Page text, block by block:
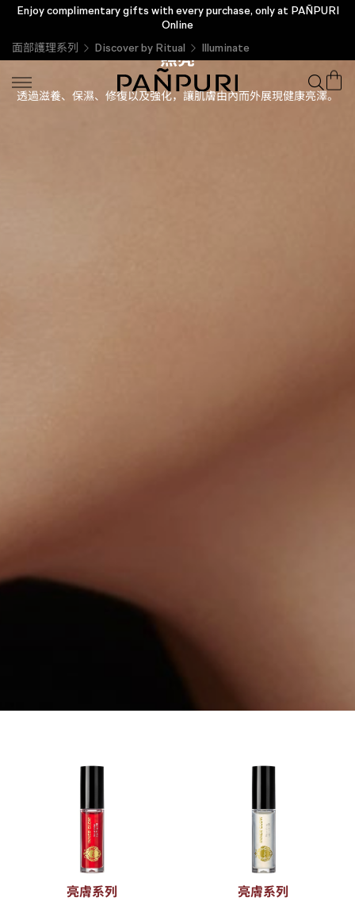
Enjoy complimentary gifts with every purchase, only at PAÑPURI
Online
面部護理系列
Discover by Ritual Illuminate
照亮
透過滋養、保濕、修復以及強化，讓肌膚由內而外展現健康亮澤。
亮膚系列
亮膚系列